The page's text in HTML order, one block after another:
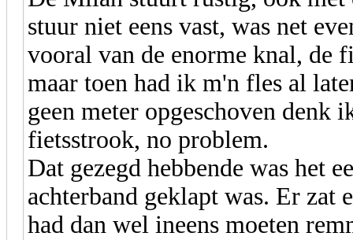
stuur niet eens vast, was net
vooral van de enorme knal, de
maar toen had ik m'n fles al
geen meter opgeschoven denk
fietsstrook, no problem.
Dat gezegd hebbende was het
achterband geklapt was. Er zat
had dan wel ineens moeten